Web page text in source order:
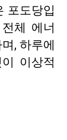
포도당입
체 에너
, 하루에
이상적